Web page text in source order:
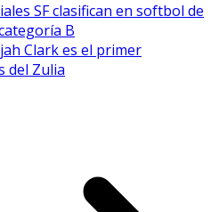
SF clasifican en softbol de
B
Clark es el primer
del Zulia